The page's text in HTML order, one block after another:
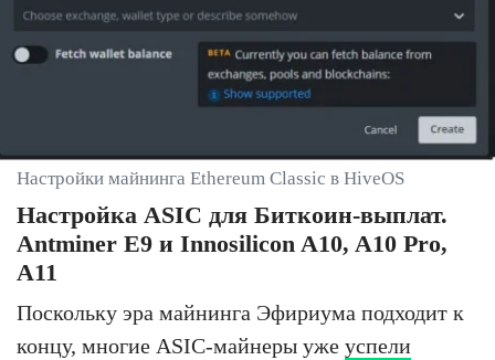
Настройки майнинга Ethereum Classic в HiveOS
Настройка ASIC для Биткоин-выплат.
Antminer E9 и Innosilicon A10, A10 Pro,
A11
Поскольку эра майнинга Эфириума подходит к
концу, многие ASIC-майнеры уже успели